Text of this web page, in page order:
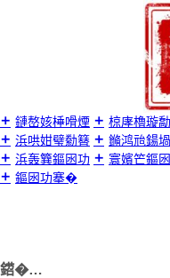
鏈嶅姟棰嗗煙
椋庨櫓璇
浜哄姏璧勬簮
鏅鸿兘鍚
浜轰簨鏂囦功
寰嬪笀鏂
鏂囦功搴�
鍣�…